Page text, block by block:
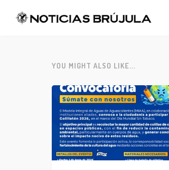
YOU MIGHT ALSO LIKE...